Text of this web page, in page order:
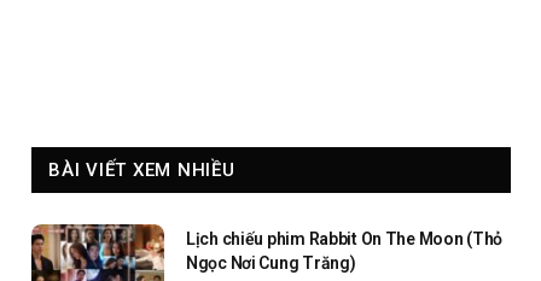
BÀI VIẾT XEM NHIỀU
Lịch chiếu phim Rabbit On The Moon (Thỏ
Ngọc Nơi Cung Trăng)